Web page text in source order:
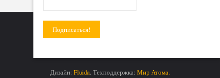
Дизайн: Fluida. Техподдержка: Мир Атома.